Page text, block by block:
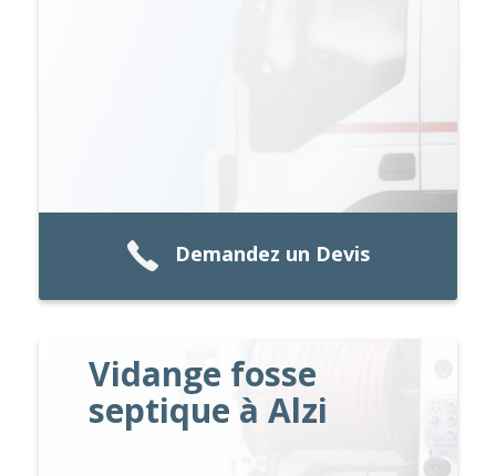
Demandez un Devis
Vidange fosse
septique à Alzi